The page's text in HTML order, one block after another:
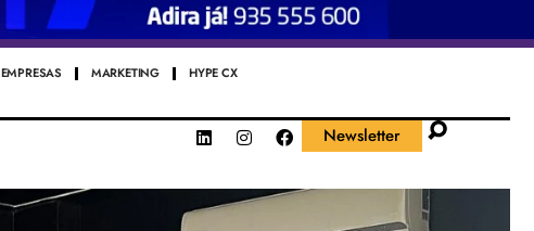
EMPRESAS MARKETING HYPE CX
Newsletter